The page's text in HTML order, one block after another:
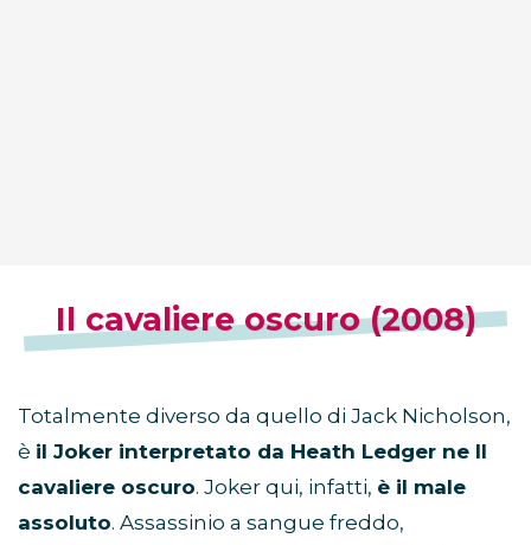
Il cavaliere oscuro (2008)
Totalmente diverso da quello di Jack Nicholson,
è il Joker interpretato da Heath Ledger ne Il
cavaliere oscuro. Joker qui, infatti, è il male
assoluto. Assassinio a sangue freddo,